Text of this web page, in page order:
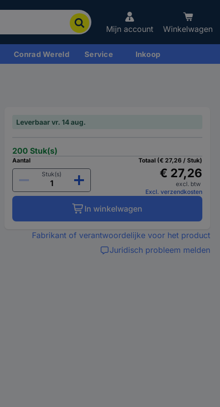
Mijn account Winkelwagen
Conrad Wereld Service Inkoop
Leverbaar vr. 14 aug.
200 Stuk(s)
Aantal
Stuk(s)
Totaal (€ 27,26 / Stuk)
€ 27,26
excl. btw
Excl. verzendkosten
In winkelwagen
Fabrikant of verantwoordelijke voor het product
Juridisch probleem melden